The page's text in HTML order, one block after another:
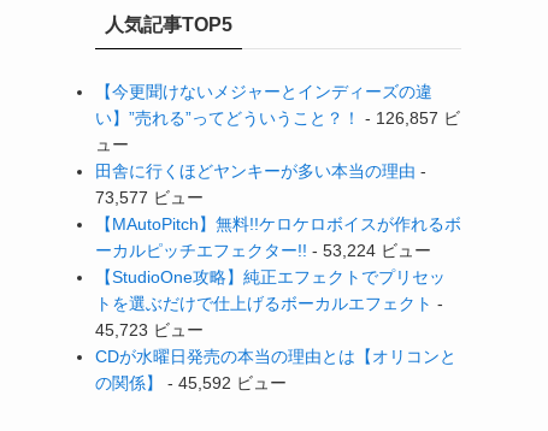
人気記事TOP5
【今更聞けないメジャーとインディーズの違
い】”売れる”ってどういうこと？！
- 126,857 ビ
ュー
田舎に行くほどヤンキーが多い本当の理由 -
73,577 ビュー
【MAutoPitch】無料!!ケロケロボイスが作れるボ
ーカルピッチエフェクター!! - 53,224 ビュー
【StudioOne攻略】純正エフェクトでプリセッ
トを選ぶだけで仕上げるボーカルエフェクト -
45,723 ビュー
CDが水曜日発売の本当の理由とは【オリコンと
の関係】
- 45,592 ビュー